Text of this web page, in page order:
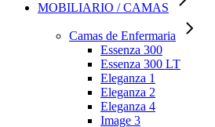
MOBILIARIO / CAMAS
Camas de Enfermaria
Essenza 300
Essenza 300 LT
Eleganza 1
Eleganza 2
Eleganza 4
Image 3